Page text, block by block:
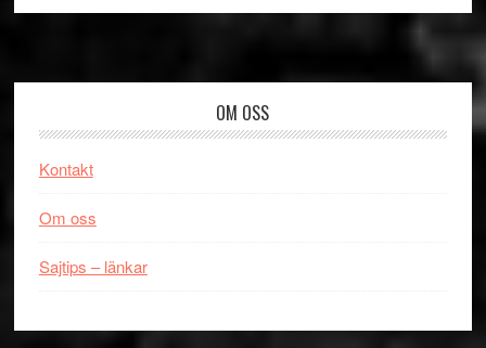
OM OSS
Kontakt
Om oss
Sajtips – länkar